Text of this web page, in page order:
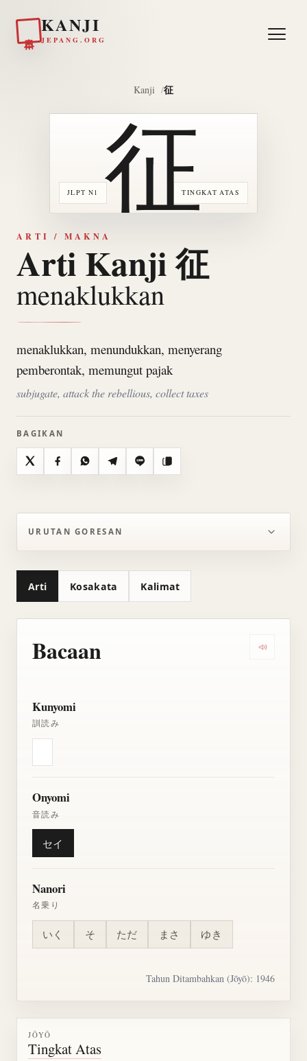
KANJI
JEPANG.ORG
Kanji 征
JLPT N1 TINGKAT ATAS
征
ARTI / MAKNA
Arti Kanji 征
menaklukkan
menaklukkan, menundukkan, menyerang
pemberontak, memungut pajak
subjugate, attack the rebellious, collect taxes
BAGIKAN
X FacebookWhatsAppTelegramLine Salin
URUTAN GORESAN
Arti Kosakata Kalimat
Bacaan
Kunyomi
訓読み
Onyomi
音読み
セイ
Nanori
名乗り
いく そ ただ まさ ゆき
Tahun Ditambahkan (Jōyō): 1946
JŌYŌ
Tingkat Atas